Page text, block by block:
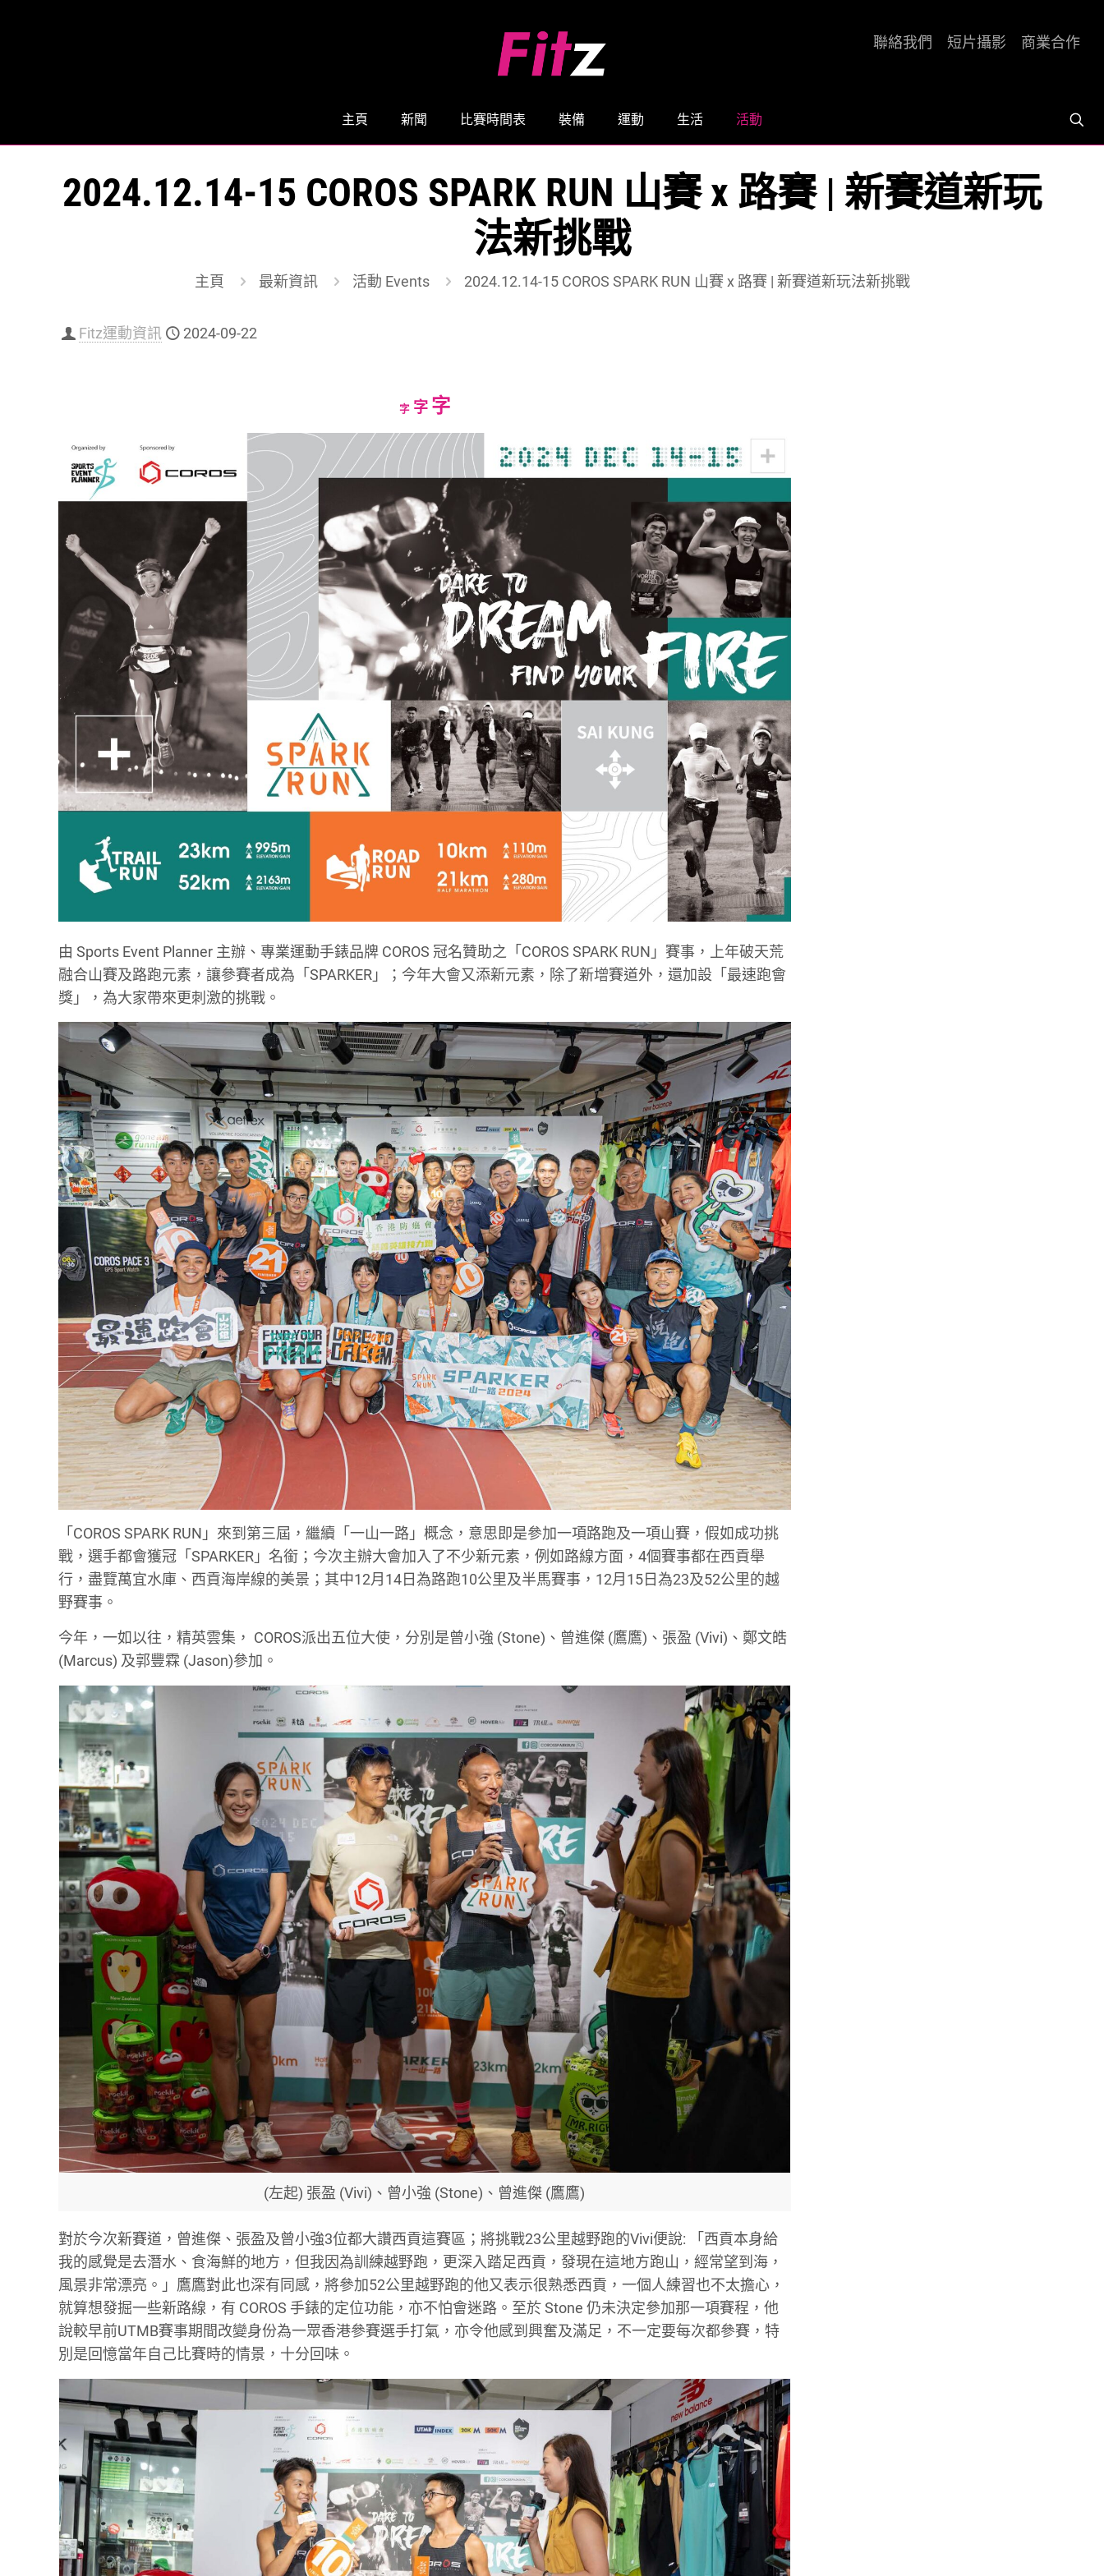
主頁 新聞 比賽時間表 裝備 運動 生活 活動
聯絡我們 短片攝影 商業合作
2024.12.14-15 COROS SPARK RUN 山賽 x 路賽 | 新賽道新玩
法新挑戰
主頁 最新資訊 活動 Events 2024.12.14-15 COROS SPARK RUN 山賽 x 路賽 | 新賽道新玩法新挑戰
Fitz運動資訊 2024-09-22
字Decrease
size.
字Reset
size.
字Increase
font
size.
由 Sports Event Planner 主辦、專業運動手錶品牌 COROS 冠名贊助之「COROS SPARK RUN」賽事，上年破天荒
融合山賽及路跑元素，讓參賽者成為「SPARKER」；今年大會又添新元素，除了新增賽道外，還加設「最速跑會
獎」，為大家帶來更刺激的挑戰。
「COROS SPARK RUN」來到第三屆，繼續「一山一路」概念，意思即是參加一項路跑及一項山賽，假如成功挑
戰，選手都會獲冠「SPARKER」名銜；今次主辦大會加入了不少新元素，例如路線方面，4個賽事都在西貢舉
行，盡覽萬宜水庫、西貢海岸線的美景；其中12月14日為路跑10公里及半馬賽事，12月15日為23及52公里的越
野賽事。
今年，一如以往，精英雲集， COROS派出五位大使，分別是曾小強 (Stone)、曾進傑 (鷹鷹)、張盈 (Vivi)、鄭文皓
(Marcus) 及郭豐霖 (Jason)參加。
(左起) 張盈 (Vivi)、曾小強 (Stone)、曾進傑 (鷹鷹)
對於今次新賽道，曾進傑、張盈及曾小強3位都大讚西貢這賽區；將挑戰23公里越野跑的Vivi便說: 「西貢本身給
我的感覺是去潛水、食海鮮的地方，但我因為訓練越野跑，更深入踏足西貢，發現在這地方跑山，經常望到海，
風景非常漂亮。」鷹鷹對此也深有同感，將參加52公里越野跑的他又表示很熟悉西貢，一個人練習也不太擔心，
就算想發掘一些新路線，有 COROS 手錶的定位功能，亦不怕會迷路。至於 Stone 仍未決定參加那一項賽程，他
說較早前UTMB賽事期間改變身份為一眾香港參賽選手打氣，亦令他感到興奮及滿足，不一定要每次都參賽，特
別是回憶當年自己比賽時的情景，十分回味。